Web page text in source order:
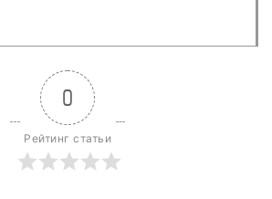
0
Рейтинг статьи